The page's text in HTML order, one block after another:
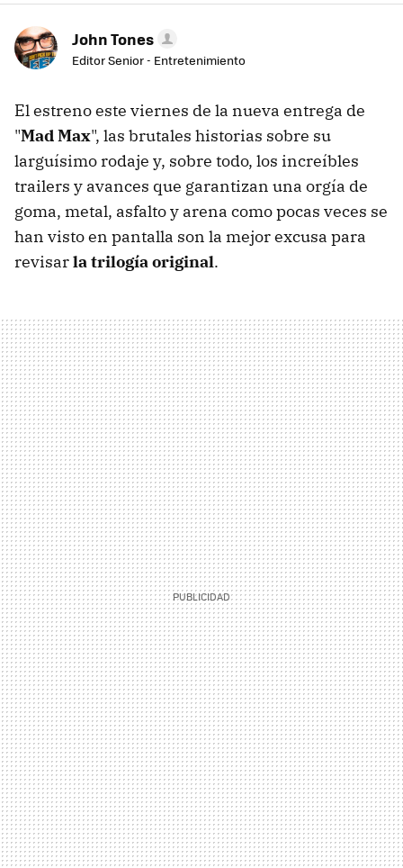
John Tones
Editor Senior - Entretenimiento
El estreno este viernes de la nueva entrega de
"Mad Max", las brutales historias sobre su
larguísimo rodaje y, sobre todo, los increíbles
trailers y avances que garantizan una orgía de
goma, metal, asfalto y arena como pocas veces se
han visto en pantalla son la mejor excusa para
revisarla trilogía original.